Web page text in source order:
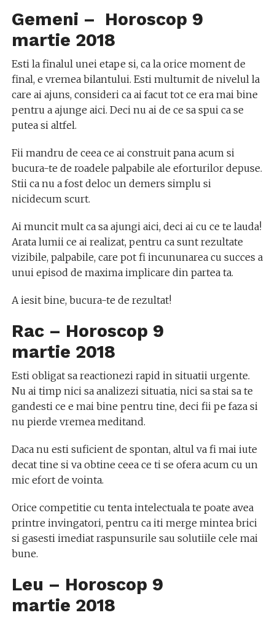
Gemeni – Horoscop 9
martie 2018
Esti la finalul unei etape si, ca la orice moment de
final, e vremea bilantului. Esti multumit de nivelul la
care ai ajuns, consideri ca ai facut tot ce era mai bine
pentru a ajunge aici. Deci nu ai de ce sa spui ca se
putea si altfel.
Fii mandru de ceea ce ai construit pana acum si
bucura-te de roadele palpabile ale eforturilor depuse.
Stii ca nu a fost deloc un demers simplu si
nicidecum scurt.
Ai muncit mult ca sa ajungi aici, deci ai cu ce te lauda!
Arata lumii ce ai realizat, pentru ca sunt rezultate
vizibile, palpabile, care pot fi incununarea cu succes a
unui episod de maxima implicare din partea ta.
A iesit bine, bucura-te de rezultat!
Rac – Horoscop 9
martie 2018
Esti obligat sa reactionezi rapid in situatii urgente.
Nu ai timp nici sa analizezi situatia, nici sa stai sa te
gandesti ce e mai bine pentru tine, deci fii pe faza si
nu pierde vremea meditand.
Daca nu esti suficient de spontan, altul va fi mai iute
decat tine si va obtine ceea ce ti se ofera acum cu un
mic efort de vointa.
Orice competitie cu tenta intelectuala te poate avea
printre invingatori, pentru ca iti merge mintea brici
si gasesti imediat raspunsurile sau solutiile cele mai
bune.
Leu – Horoscop 9
martie 2018